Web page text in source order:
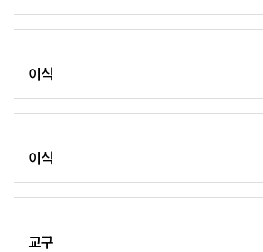
이식
이식
교구